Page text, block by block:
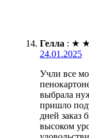
Гелла : ★ ★
24.01.2025
Учли все
выбрала
пришло
дней заказ
высоком